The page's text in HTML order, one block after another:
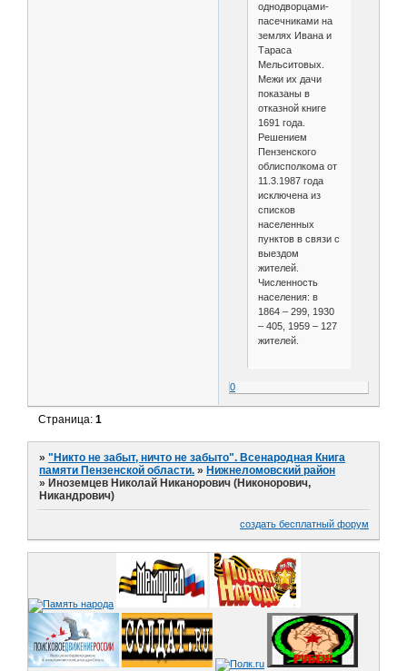
однодворцами-
пасечниками на
землях Ивана и
Тараса
Мельситовых.
Межи их дачи
показаны в
отказной книге
1691 года.
Решением
Пензенского
облисполкома от
11.3.1987 года
исключена из
списков
населенных
пунктов в связи с
выездом
жителей.
Численность
населения: в
1864 – 299, 1930
– 405, 1959 – 127
жителей.
0
Страница:1
»"Никто не забыт, ничто не забыто". Всенародная Книга
памяти Пензенской области. » Нижнеломовский район
» Иноземцев Николай Никанорович (Никонорович,
Никандрович)
создать бесплатный форум